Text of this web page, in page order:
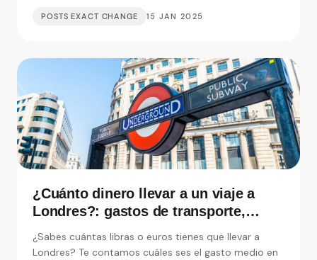
POSTS EXACT CHANGE 15 JAN 2025
¿Cuánto dinero llevar a un viaje a
Londres?: gastos de transporte,
¿Sabes cuántas libras o euros tienes que llevar a
Londres? Te contamos cuáles ses el gasto medio en